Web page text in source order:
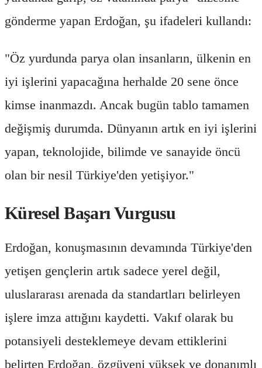
gönderme yapan Erdoğan, şu ifadeleri kullandı:
"Öz yurdunda parya olan insanların, ülkenin en
iyi işlerini yapacağına herhalde 20 sene önce
kimse inanmazdı. Ancak bugün tablo tamamen
değişmiş durumda. Dünyanın artık en iyi işlerini
yapan, teknolojide, bilimde ve sanayide öncü
olan bir nesil Türkiye'den yetişiyor."
Küresel Başarı Vurgusu
Erdoğan, konuşmasının devamında Türkiye'den
yetişen gençlerin artık sadece yerel değil,
uluslararası arenada da standartları belirleyen
işlere imza attığını kaydetti. Vakıf olarak bu
potansiyeli desteklemeye devam ettiklerini
belirten Erdoğan, özgüveni yüksek ve donanımlı